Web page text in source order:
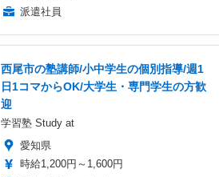
派遣社員
西尾市の塾講師/小中学生の個別指導/週1
日1コマからOK/大学生・専門学生の方歓
迎
学習塾 Study at
愛知県
時給1,200円～1,600円